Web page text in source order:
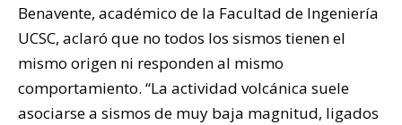
Benavente, académico de la Facultad de Ingeniería
UCSC, aclaró que no todos los sismos tienen el
mismo origen ni responden al mismo
comportamiento. “La actividad volcánica suele
asociarse a sismos de muy baja magnitud, ligados